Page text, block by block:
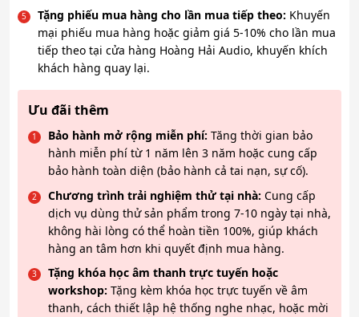
Tặng phiếu mua hàng cho lần mua tiếp theo: Khuyến
mại phiếu mua hàng hoặc giảm giá 5-10% cho lần mua
tiếp theo tại cửa hàng Hoàng Hải Audio, khuyến khích
khách hàng quay lại.
Ưu đãi thêm
Bảo hành mở rộng miễn phí: Tăng thời gian bảo
hành miễn phí từ 1 năm lên 3 năm hoặc cung cấp
bảo hành toàn diện (bảo hành cả tai nạn, sự cố).
Chương trình trải nghiệm thử tại nhà: Cung cấp
dịch vụ dùng thử sản phẩm trong 7-10 ngày tại nhà,
không hài lòng có thể hoàn tiền 100%, giúp khách
hàng an tâm hơn khi quyết định mua hàng.
Tặng khóa học âm thanh trực tuyến hoặc
workshop: Tặng kèm khóa học trực tuyến về âm
thanh, cách thiết lập hệ thống nghe nhạc, hoặc mời